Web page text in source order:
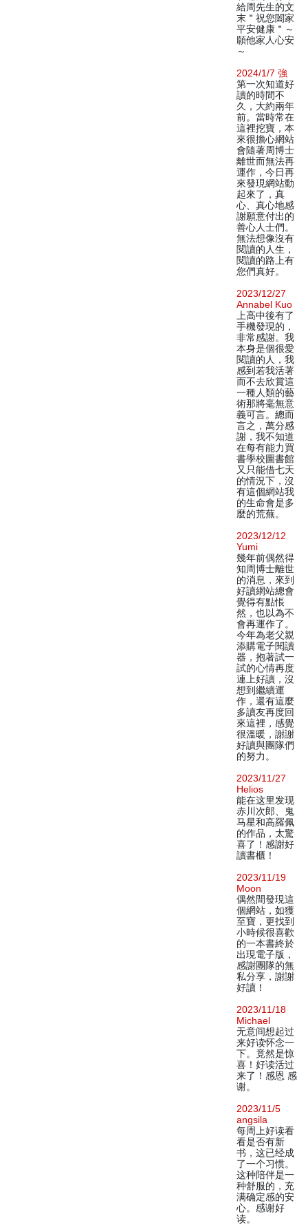
給周先生的文
末＂祝您闔家
平安健康＂～
願他家人心安
～
2024/1/7 強
第一次知道好
讀的時間不
久，大約兩年
前。當時常在
這裡挖寶，本
來很擔心網站
會隨著周博士
離世而無法再
運作，今日再
來發現網站動
起來了，真
心、真心地感
謝願意付出的
善心人士們。
無法想像沒有
閱讀的人生，
閱讀的路上有
您們真好。
2023/12/27
Annabel Kuo
上高中後有了
手機發現的，
非常感謝。我
本身是個很愛
閱讀的人，我
感到若我活著
而不去欣賞這
一種人類的藝
術那將毫無意
義可言。總而
言之，萬分感
謝，我不知道
在每有能力買
書學校圖書館
又只能借七天
的情況下，沒
有這個網站我
的生命會是多
麼的荒蕪。
2023/12/12
Yumi
幾年前偶然得
知周博士離世
的消息，來到
好讀網站總會
覺得有點悵
然，也以為不
會再運作了。
今年為老父親
添購電子閱讀
器，抱著試一
試的心情再度
連上好讀，沒
想到繼續運
作，還有這麼
多讀友再度回
來這裡，感覺
很溫暖，謝謝
好讀與團隊們
的努力。
2023/11/27
Helios
能在这里发现
赤川次郎、鬼
马星和高羅佩
的作品，太驚
喜了！感謝好
讀書櫃！
2023/11/19
Moon
偶然間發現這
個網站，如獲
至寶，更找到
小時候很喜歡
的一本書終於
出現電子版，
感謝團隊的無
私分享，謝謝
好讀！
2023/11/18
Michael
无意间想起过
来好读怀念一
下。竟然是惊
喜！好读活过
来了！感恩 感
谢。
2023/11/5
angsila
每周上好读看
看是否有新
书，这已经成
了一个习惯。
这种陪伴是一
种舒服的，充
满确定感的安
心。感谢好
读。